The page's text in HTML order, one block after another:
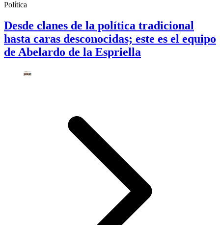
Política
Desde clanes de la política tradicional
hasta caras desconocidas; este es el equipo
de Abelardo de la Espriella